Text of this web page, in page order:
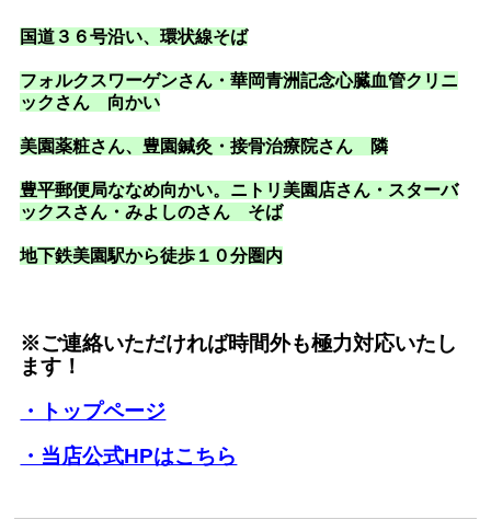
国道３６号沿い、環状線そば
フォルクスワーゲンさん・華岡青洲記念心臓血管クリニ
ックさん 向かい
美園薬粧さん、豊園鍼灸・接骨治療院さん 隣
豊平郵便局ななめ向かい。ニトリ美園店さん・スターバ
ックスさん・みよしのさん そば
地下鉄美園駅から徒歩１０分圏内
※ご連絡いただければ時間外も極力対応いたし
ます！
・トップページ
・当店公式HPはこちら